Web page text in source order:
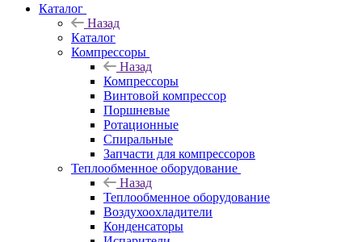
Каталог
Назад
Каталог
Компрессоры
Назад
Компрессоры
Винтовой компрессор
Поршневые
Ротационные
Спиральные
Запчасти для компрессоров
Теплообменное оборудование
Назад
Теплообменное оборудование
Воздухоохладители
Конденсаторы